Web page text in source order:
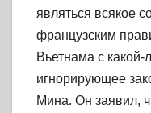
являться всякое
французским
Вьетнама с какой-
игнорирующее
Мина. Он заявил,